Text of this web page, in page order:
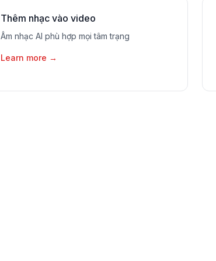
Thêm nhạc vào video
Âm nhạc AI phù hợp mọi tâm trạng
Learn more →